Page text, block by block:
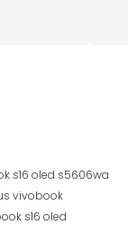
s16 oled s5606wa
vivobook
s16 oled